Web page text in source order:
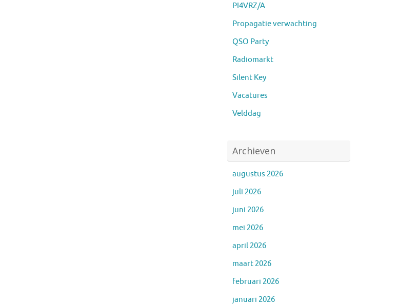
PI4VRZ/A
Propagatie verwachting
QSO Party
Radiomarkt
Silent Key
Vacatures
Velddag
Archieven
augustus 2026
juli 2026
juni 2026
mei 2026
april 2026
maart 2026
februari 2026
januari 2026